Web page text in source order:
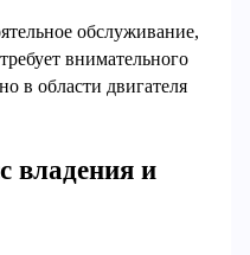
обслуживание,
внимательного
в области двигателя
владения и